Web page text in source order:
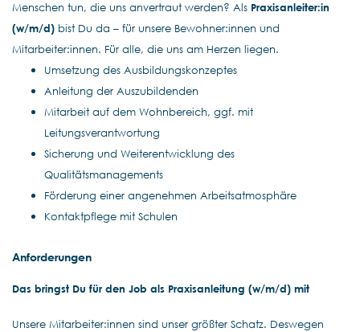
Menschen tun, die uns anvertraut werden? Als Praxisanleiter:in
(w/m/d) bist Du da – für unsere Bewohner:innen und
Mitarbeiter:innen. Für alle, die uns am Herzen liegen.
Umsetzung des Ausbildungskonzeptes
Anleitung der Auszubildenden
Mitarbeit auf dem Wohnbereich, ggf. mit
Leitungsverantwortung
Sicherung und Weiterentwicklung des
Qualitätsmanagements
Förderung einer angenehmen Arbeitsatmosphäre
Kontaktpflege mit Schulen
Anforderungen
Das bringst Du für den Job als Praxisanleitung (w/m/d) mit
Unsere Mitarbeiter:innen sind unser größter Schatz. Deswegen